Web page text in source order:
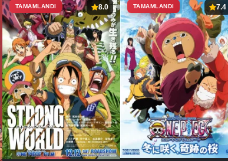
TAMAMLANDI 8.0 TAMAMLANDI 7.4